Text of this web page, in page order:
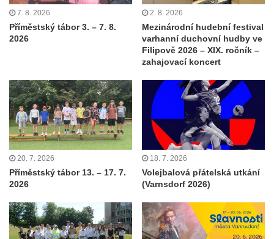
7. 8. 2026
Příměstský tábor 3. – 7. 8.
2026
2. 8. 2026
Mezinárodní hudební festival
varhanní duchovní hudby ve
Filipově 2026 – XIX. ročník –
zahajovací koncert
20. 7. 2026
Příměstský tábor 13. – 17. 7.
2026
18. 7. 2026
Volejbalová přátelská utkání
(Varnsdorf 2026)